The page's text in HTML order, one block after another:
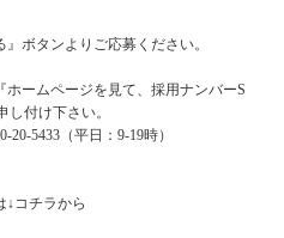
』ボタンよりご応募ください。
ームページを見て、採用ナンバーS
し付け下さい。
20-5433（平日：9-19時）
↓コチラから